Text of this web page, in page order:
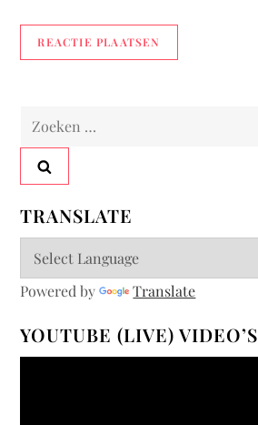
Zoeken
TRANSLATE
Powered by Translate
YOUTUBE (LIVE) VIDEO’S